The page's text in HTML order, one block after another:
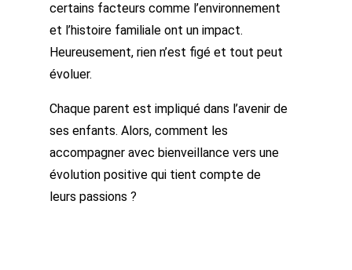
certains facteurs comme l’environnement
et l’histoire familiale ont un impact.
Heureusement, rien n’est figé et tout peut
évoluer.
Chaque parent est impliqué dans l’avenir de
ses enfants. Alors, comment les
accompagner avec bienveillance vers une
évolution positive qui tient compte de
leurs passions ?